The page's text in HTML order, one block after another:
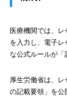
医療機関では、
を入力し、電子
な公式ルールが「
厚生労働省は、
の記載要領」を公